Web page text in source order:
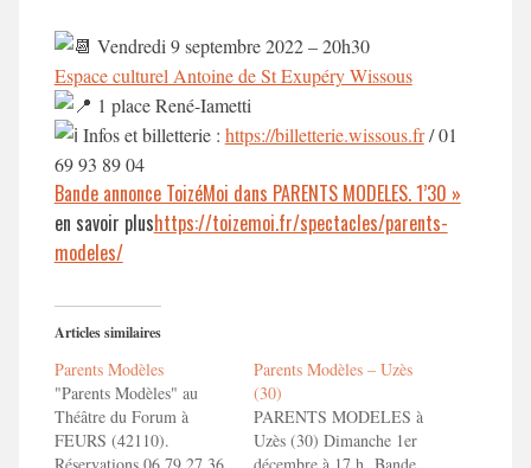
Vendredi 9 septembre 2022 – 20h30
Espace culturel Antoine de St Exupéry Wissous
1 place René-Iametti
Infos et billetterie : https://billetterie.wissous.fr/ 01
69 93 89 04
Bande annonce ToizéMoi dans PARENTS MODELES. 1’30 »
en savoir plushttps://toizemoi.fr/spectacles/parents-
modeles/
Articles similaires
Parents Modèles
"Parents Modèles" au
Théâtre du Forum à
FEURS (42110).
Parents Modèles – Uzès
(30)
PARENTS MODELES à
Uzès (30) Dimanche 1er